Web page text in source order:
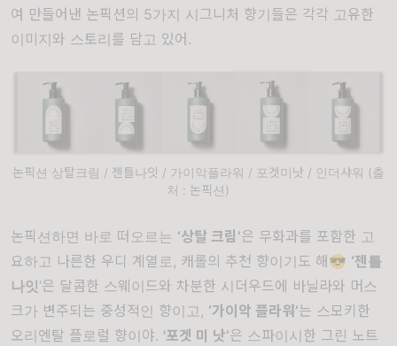
여 만들어낸 논픽션의 5가지 시그니처 향기들은 각각 고유한
이미지와 스토리를 담고 있어.
논픽션 상탈크림 / 젠틀나잇 / 가이악플라워 / 포겟미낫 / 인더샤워 (출
처 : 논픽션)
논픽션하면 바로 떠오르는 ‘상탈 크림’은 무화과를 포함한 고
요하고 나른한 우디 계열로, 캐롤의 추천 향이기도 해😎 ‘젠틀
나잇’은 달콤한 스웨이드와 차분한 시더우드에 바닐라와 머스
크가 변주되는 중성적인 향이고, ‘가이악 플라워’는 스모키한
오리엔탈 플로럴 향이야. '포겟 미 낫’은 스파이시한 그린 노트